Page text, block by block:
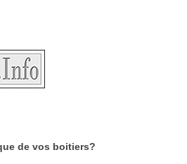
de vos boitiers?